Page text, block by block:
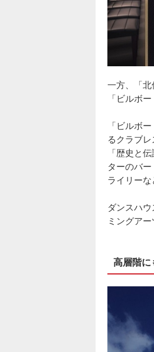
一方、「
「ビルボ
「ビルボ
るクラブ
「歴史と
ターのバ
ライリーな
ダンスハ
ミングア
高層階